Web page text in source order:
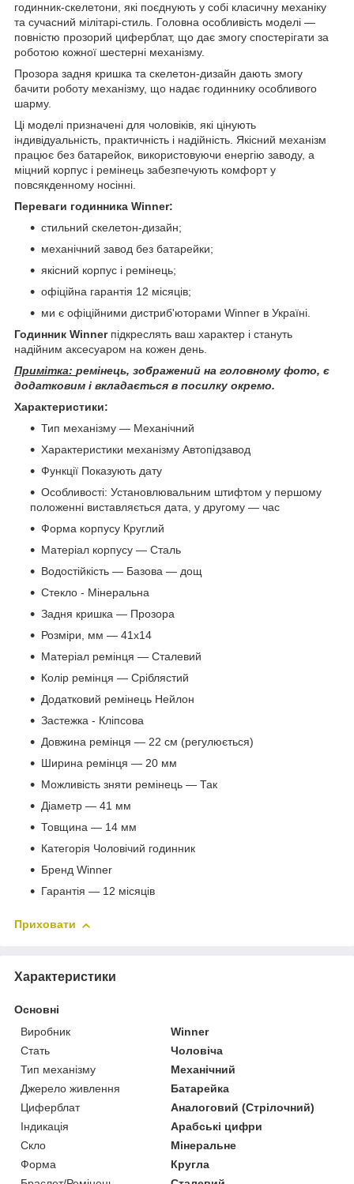
годинник-скелетони, які поєднують у собі класичну механіку
та сучасний мілітарі-стиль. Головна особливість моделі —
повністю прозорий циферблат, що дає змогу спостерігати за
роботою кожної шестерні механізму.
Прозора задня кришка та скелетон-дизайн дають змогу
бачити роботу механізму, що надає годиннику особливого
шарму.
Ці моделі призначені для чоловіків, які цінують
індивідуальність, практичність і надійність. Якісний механізм
працює без батарейок, використовуючи енергію заводу, а
міцний корпус і ремінець забезпечують комфорт у
повсякденному носінні.
Переваги годинника Winner:
стильний скелетон-дизайн;
механічний завод без батарейки;
якісний корпус і ремінець;
офіційна гарантія 12 місяців;
ми є офіційними дистриб'юторами Winner в Україні.
Годинник Winnerпідкреслять ваш характер і стануть
надійним аксесуаром на кожен день.
Примітка: ремінець, зображений на головному фото, є
додатковим і вкладається в посилку окремо.
Характеристики:
Тип механізму — Механічний
Характеристики механізму Автопідзавод
Функції Показують дату
Особливості: Установлювальним штифтом у першому
положенні виставляється дата, у другому — час
Форма корпусу Круглий
Матеріал корпусу — Сталь
Водостійкість — Базова — дощ
Стекло - Мінеральна
Задня кришка — Прозора
Розміри, мм — 41х14
Матеріал ремінця — Сталевий
Колір ремінця — Сріблястий
Додатковий ремінець Нейлон
Застежка - Кліпсова
Довжина ремінця — 22 см (регулюється)
Ширина ремінця — 20 мм
Можливість зняти ремінець — Так
Діаметр — 41 мм
Товщина — 14 мм
Категорія Чоловічий годинник
Бренд Winner
Гарантія — 12 місяців
Приховати
Характеристики
Основні
Виробник
Winner
Стать
Чоловіча
Тип механізму
Механічний
Джерело живлення
Батарейка
Циферблат
Аналоговий (Стрілочний)
Індикація
Арабські цифри
Скло
Мінеральне
Форма
Кругла